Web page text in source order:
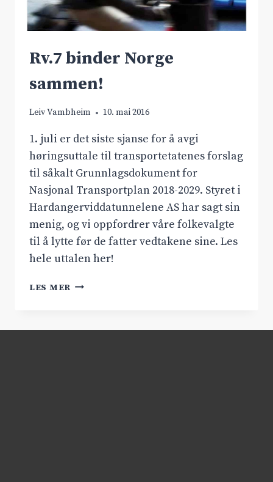
Rv.7 binder Norge
sammen!
Leiv Vambheim 10. mai 2016
1. juli er det siste sjanse for å avgi
høringsuttale til transportetatenes forslag
til såkalt Grunnlagsdokument for
Nasjonal Transportplan 2018-2029. Styret i
Hardangerviddatunnelene AS har sagt sin
menig, og vi oppfordrer våre folkevalgte
til å lytte før de fatter vedtakene sine. Les
hele uttalen her!
LES MER RV.7